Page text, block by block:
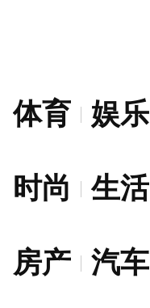
体育 娱乐
时尚 生活
房产 汽车